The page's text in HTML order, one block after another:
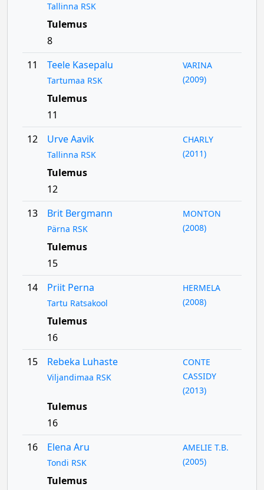
Tallinna RSK
Tulemus
8
11
Teele Kasepalu
Tartumaa RSK
VARINA
(2009)
Tulemus
11
12
Urve Aavik
Tallinna RSK
CHARLY
(2011)
Tulemus
12
13
Brit Bergmann
Pärna RSK
MONTON
(2008)
Tulemus
15
14
Priit Perna
Tartu Ratsakool
HERMELA
(2008)
Tulemus
16
15
Rebeka Luhaste
Viljandimaa RSK
CONTE
CASSIDY
(2013)
Tulemus
16
16
Elena Aru
Tondi RSK
AMELIE T.B.
(2005)
Tulemus